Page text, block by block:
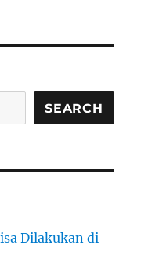
SEARCH
Dilakukan di